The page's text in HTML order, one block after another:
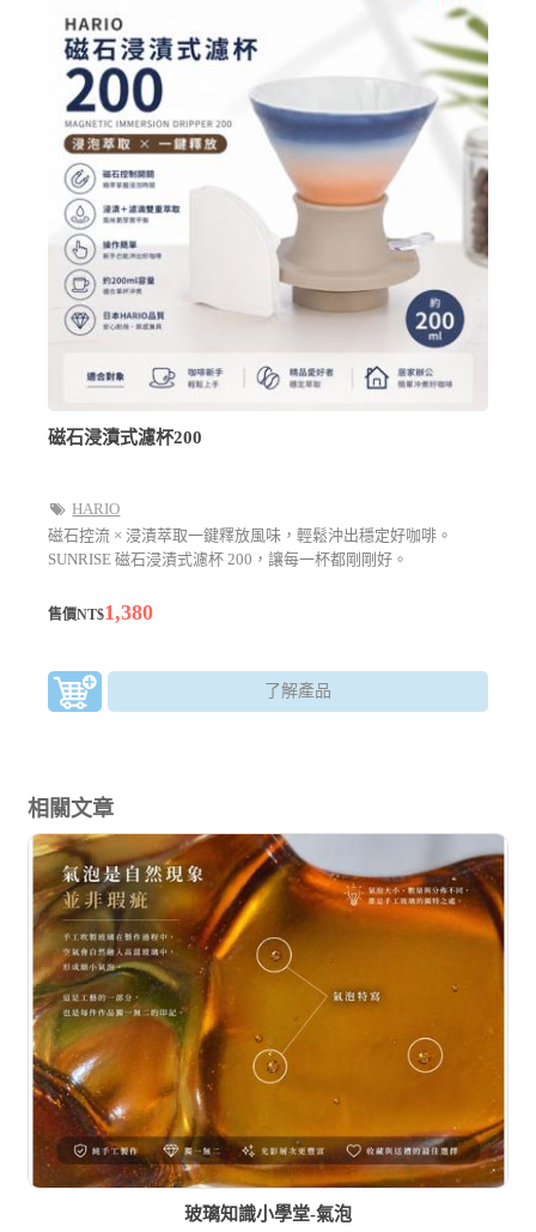
磁石浸漬式濾杯200
HARIO
磁石控流 × 浸漬萃取一鍵釋放風味，輕鬆沖出穩定好咖啡。
SUNRISE 磁石浸漬式濾杯 200，讓每一杯都剛剛好。
售價NT$1,380
了解產品
相關文章
玻璃知識小學堂-氣泡